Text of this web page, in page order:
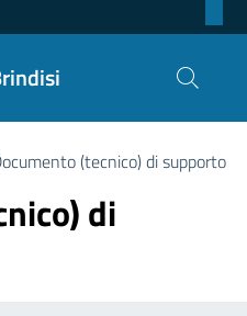
(tecnico) di supporto
di